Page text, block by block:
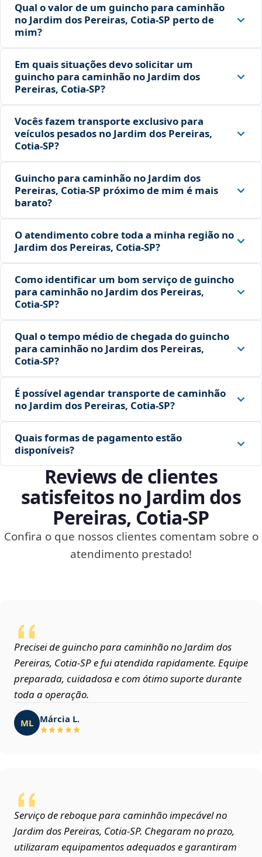
Qual o valor de um guincho para caminhão
no Jardim dos Pereiras, Cotia‑SP perto de
mim?
Em quais situações devo solicitar um
guincho para caminhão no Jardim dos
Pereiras, Cotia‑SP?
Vocês fazem transporte exclusivo para
veículos pesados no Jardim dos Pereiras,
Cotia‑SP?
Guincho para caminhão no Jardim dos
Pereiras, Cotia‑SP próximo de mim é mais
barato?
O atendimento cobre toda a minha região no
Jardim dos Pereiras, Cotia‑SP?
Como identificar um bom serviço de guincho
para caminhão no Jardim dos Pereiras,
Cotia‑SP?
Qual o tempo médio de chegada do guincho
para caminhão no Jardim dos Pereiras,
Cotia‑SP?
É possível agendar transporte de caminhão
no Jardim dos Pereiras, Cotia‑SP?
Quais formas de pagamento estão
disponíveis?
Reviews de clientes
satisfeitos no Jardim dos
Pereiras, Cotia‑SP
Confira o que nossos clientes comentam sobre o
atendimento prestado!
Precisei de guincho para caminhão no Jardim dos
Pereiras, Cotia‑SP e fui atendida rapidamente. Equipe
preparada, cuidadosa e com ótimo suporte durante
toda a operação.
ML Márcia L.
Serviço de reboque para caminhão impecável no
Jardim dos Pereiras, Cotia‑SP. Chegaram no prazo,
utilizaram equipamentos adequados e garantiram